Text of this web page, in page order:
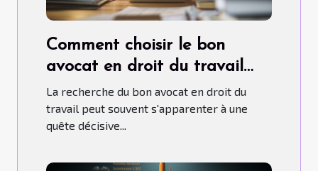
Comment choisir le bon
avocat en droit du travail
pour votre litige
La recherche du bon avocat en droit du
travail peut souvent s'apparenter à une
quête décisive...